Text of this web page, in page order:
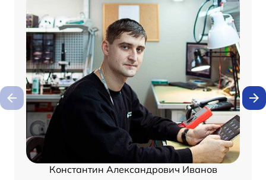
Константин Александрович Иванов